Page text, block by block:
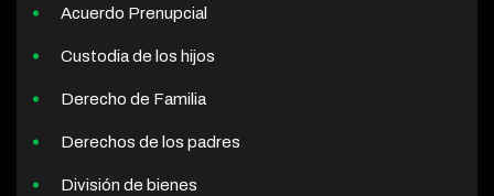
Acuerdo Prenupcial
Custodia de los hijos
Derecho de Familia
Derechos de los padres
División de bienes